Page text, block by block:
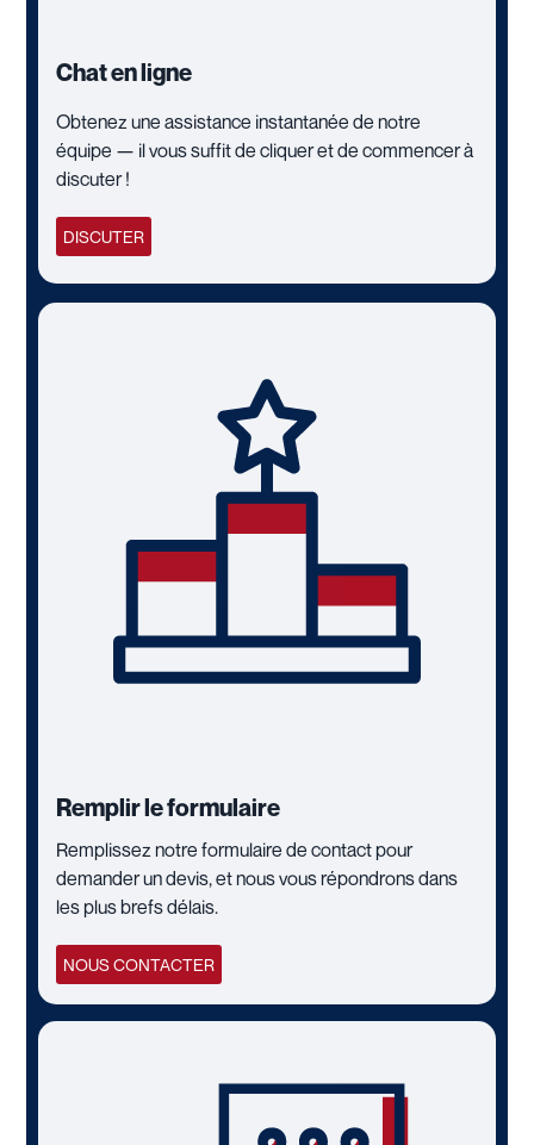
Chat en ligne
Obtenez une assistance instantanée de notre
équipe — il vous suffit de cliquer et de commencer à
discuter !
DISCUTER
Remplir le formulaire
Remplissez notre formulaire de contact pour
demander un devis, et nous vous répondrons dans
les plus brefs délais.
NOUS CONTACTER